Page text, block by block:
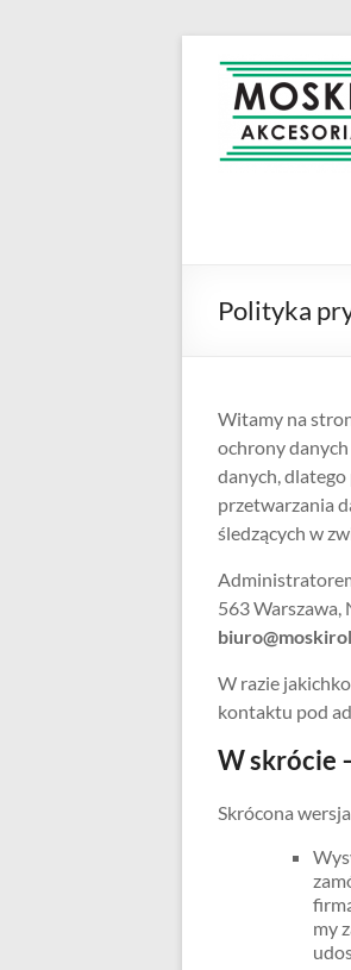
content
siatki na
owady |
moskitiery
okienne |
drzwiowe
Polityka
Witamy na
ochrony
danych,
przetwarzania
śledzących w
563
W razie
kontaktu pod
W skrócie
Skrócona
my